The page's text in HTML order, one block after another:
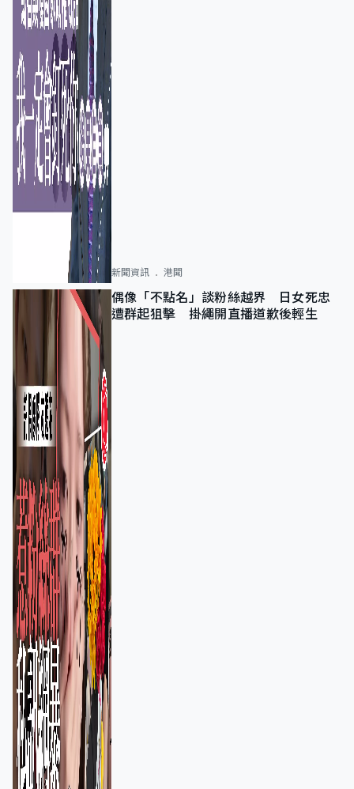
新聞資訊 港聞
偶像「不點名」談粉絲越界 日女死忠
遭群起狙擊 掛繩開直播道歉後輕生